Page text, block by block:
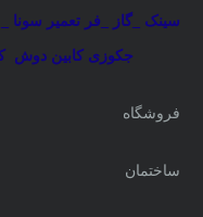
سینک _گاز _فر تعمیر سونا
جکوزی کابین دوش
فروشگاه
ساختمان